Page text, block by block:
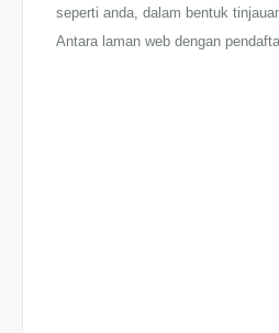
seperti anda, dalam bentuk
Antara laman web dengan